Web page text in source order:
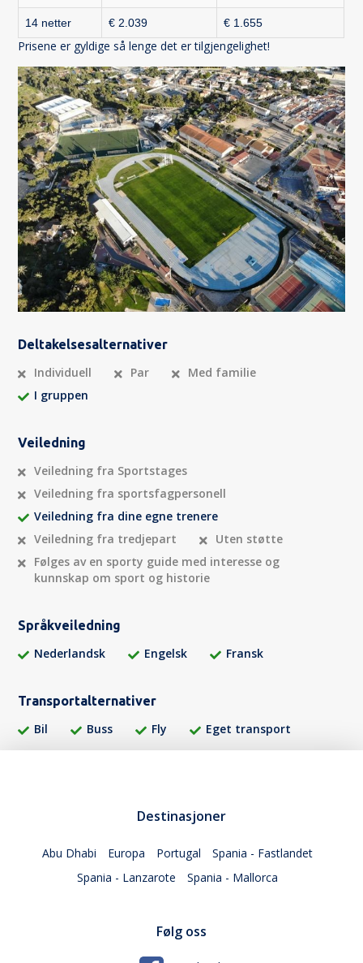
14 netter € 2.039 € 1.655
Prisene er gyldige så lenge det er tilgjengelighet!
Deltakelsesalternativer
Individuell Par
Med familie
I gruppen
Veiledning
Veiledning fra Sportstages
Veiledning fra sportsfagpersonell
Veiledning fra dine egne trenere
Veiledning fra tredjepart
Uten støtte
Følges av en sporty guide med interesse og
kunnskap om sport og historie
Språkveiledning
Nederlandsk Engelsk Fransk
Transportalternativer
Bil Buss Fly Eget transport
Destinasjoner
Abu Dhabi Europa Portugal
Spania - Fastlandet
Spania - Lanzarote
Spania - Mallorca
Følg oss